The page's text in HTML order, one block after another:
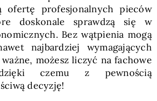
ofertę profesjonalnych pieców
doskonale sprawdzą się w
Bez wątpienia mogą
najbardziej wymagających
możesz liczyć na fachowe
czemu z pewnością
decyzję!